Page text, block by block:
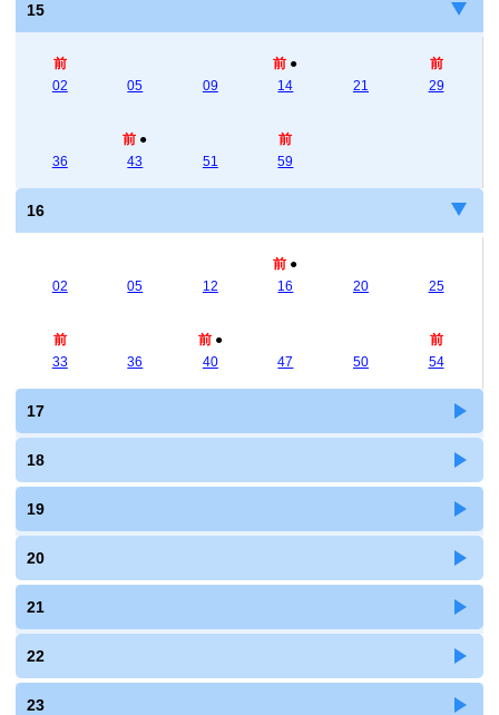
15
前
02
05 09
前 ●
14
21
前
29
36
前 ●
43
51
前
59
16
02 05 12
前 ●
16
20 25
前
33
36
前 ●
40
47 50
前
54
17
18
19
20
21
22
23